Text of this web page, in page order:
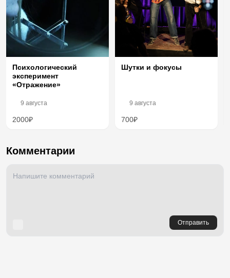
Психологический
эксперимент
«Отражение»
9 августа
2000₽
Шутки и фокусы
9 августа
700₽
Комментарии
Отправить